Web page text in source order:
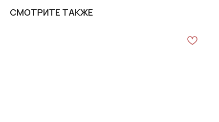
СМОТРИТЕ ТАКЖЕ